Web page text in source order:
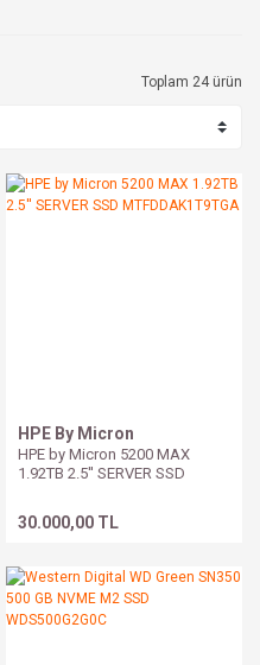
Toplam 24 ürün
HPE By Micron
HPE by Micron 5200 MAX
1.92TB 2.5'' SERVER SSD
30.000,00 TL